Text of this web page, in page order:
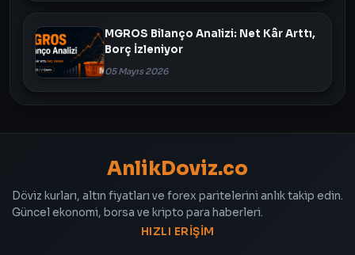
MGROS Bilanço Analizi: Net Kâr Arttı,
Borç İzleniyor
05 Mayıs 2026
AnlikDoviz.co
Döviz kurları, altın fiyatları ve forex paritelerini anlık takip edin.
Güncel ekonomi, borsa ve kripto para haberleri.
HIZLI ERIŞIM